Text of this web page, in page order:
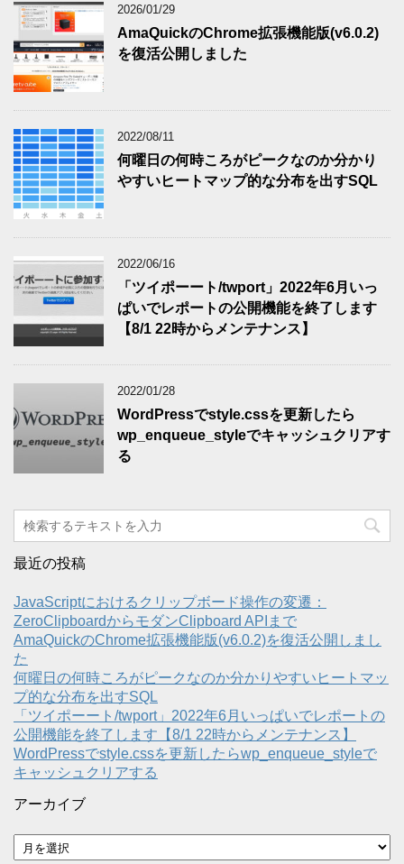
2026/01/29
AmaQuickのChrome拡張機能版(v6.0.2)
を復活公開しました
2022/08/11
何曜日の何時ころがピークなのか分かり
やすいヒートマップ的な分布を出すSQL
2022/06/16
「ツイポーート/twport」2022年6月いっ
ぱいでレポートの公開機能を終了します
【8/1 22時からメンテナンス】
2022/01/28
WordPressでstyle.cssを更新したら
wp_enqueue_styleでキャッシュクリアす
る
最近の投稿
JavaScriptにおけるクリップボード操作の変遷：
ZeroClipboardからモダンClipboard APIまで
AmaQuickのChrome拡張機能版(v6.0.2)を復活公開しまし
た
何曜日の何時ころがピークなのか分かりやすいヒートマッ
プ的な分布を出すSQL
「ツイポーート/twport」2022年6月いっぱいでレポートの
公開機能を終了します【8/1 22時からメンテナンス】
WordPressでstyle.cssを更新したらwp_enqueue_styleで
キャッシュクリアする
アーカイブ
ア